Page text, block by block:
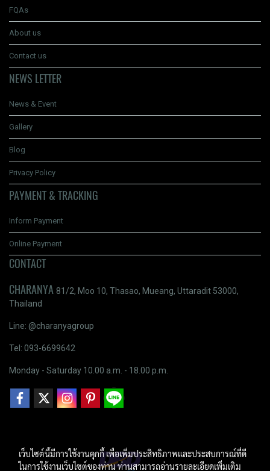
FQAs
About us
Contact us
NEWS LETTER
News & Event
Gallery
Blog
Privacy Policy
PAYMENT & TRACKING
Inform Payment
Online Payment
CONTACT
CHARANYA 81/2, Moo 10, Thasao, Mueang, Uttaradit 53000,
Thailand
Line: @charanyagroup
Tel: 093-6699642
Monday - Saturday 10.00 a.m. - 18.00 p.m.
เว็บไซต์นี้มีการใช้งานคุกกี้ เพื่อเพิ่มประสิทธิภาพและประสบการณ์ที่ดี
ในการใช้งานเว็บไซต์ของท่าน ท่านสามารถอ่านรายละเอียดเพิ่มเติม